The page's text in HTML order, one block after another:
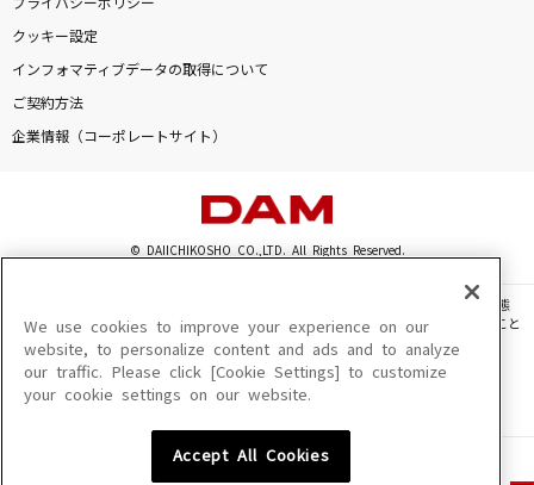
プライバシーポリシー
クッキー設定
インフォマティブデータの取得について
ご契約方法
企業情報（コーポレートサイト）
© DAIICHIKOSHO CO.,LTD. All Rights Reserved.
このサイトに掲載されている一切の文章・画像・写真・動画・音声等を、手段や形態
を問わず、著作権法の定める範囲を超えて無断で複製、転載、ファイル化などすること
を禁じます。
楽曲及びコンテンツは、機種によりご利用いただけない場合があります。
楽曲及びコンテンツの配信日、配信内容が変更になる場合があります。
We use cookies to improve your experience on our
website, to personalize content and ads and to analyze
our traffic. Please click [Cookie Settings] to customize
your cookie settings on our website.
Accept All Cookies